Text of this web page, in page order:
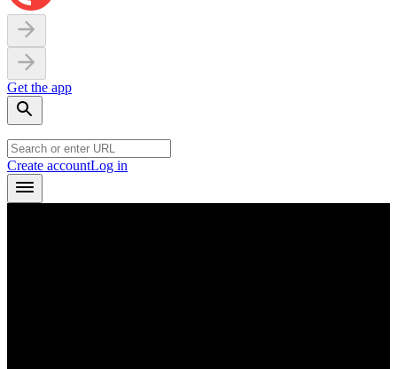
Get the app
Create accountLog in